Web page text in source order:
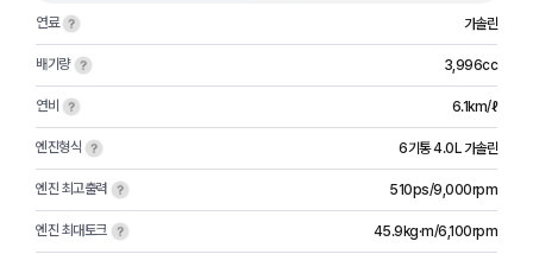
연료 가솔린
배기량 3,996cc
연비 6.1km/ℓ
엔진형식 6기통 4.0L 가솔린
엔진 최고출력 510ps/9,000rpm
엔진 최대토크 45.9kg·m/6,100rpm